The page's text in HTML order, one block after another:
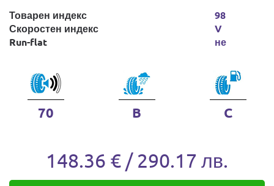
Товарен индекс
Скоростен индекс
Run-flat
98
V
не
70 B C
148.36 € / 290.17 лв.